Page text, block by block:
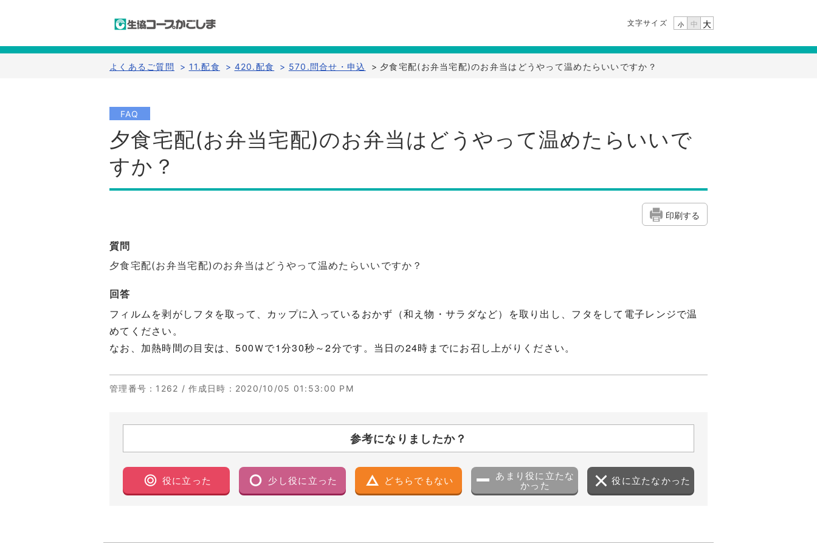
文字サイズ 小 中 大
よくあるご質問 > 11.配食 > 420.配食 > 570.問合せ・申込 > 夕食宅配(お弁当宅配)のお弁当はどうやって温めたらいいですか？
FAQ
夕食宅配(お弁当宅配)のお弁当はどうやって温めたらいいで
すか？
印刷する
質問
夕食宅配(お弁当宅配)のお弁当はどうやって温めたらいいですか？
回答
フィルムを剥がしフタを取って、カップに入っているおかず（和え物・サラダなど）を取り出し、フタをして電子レンジで温
めてください。
なお、加熱時間の目安は、500Ｗで1分30秒～2分です。当日の24時までにお召し上がりください。
管理番号 ：1262 /作成日時 ：2020/10/05 01:53:00 PM
参考になりましたか？
役に立った 少し役に立った どちらでもない
あまり役に立たな
かった
役に立たなかった